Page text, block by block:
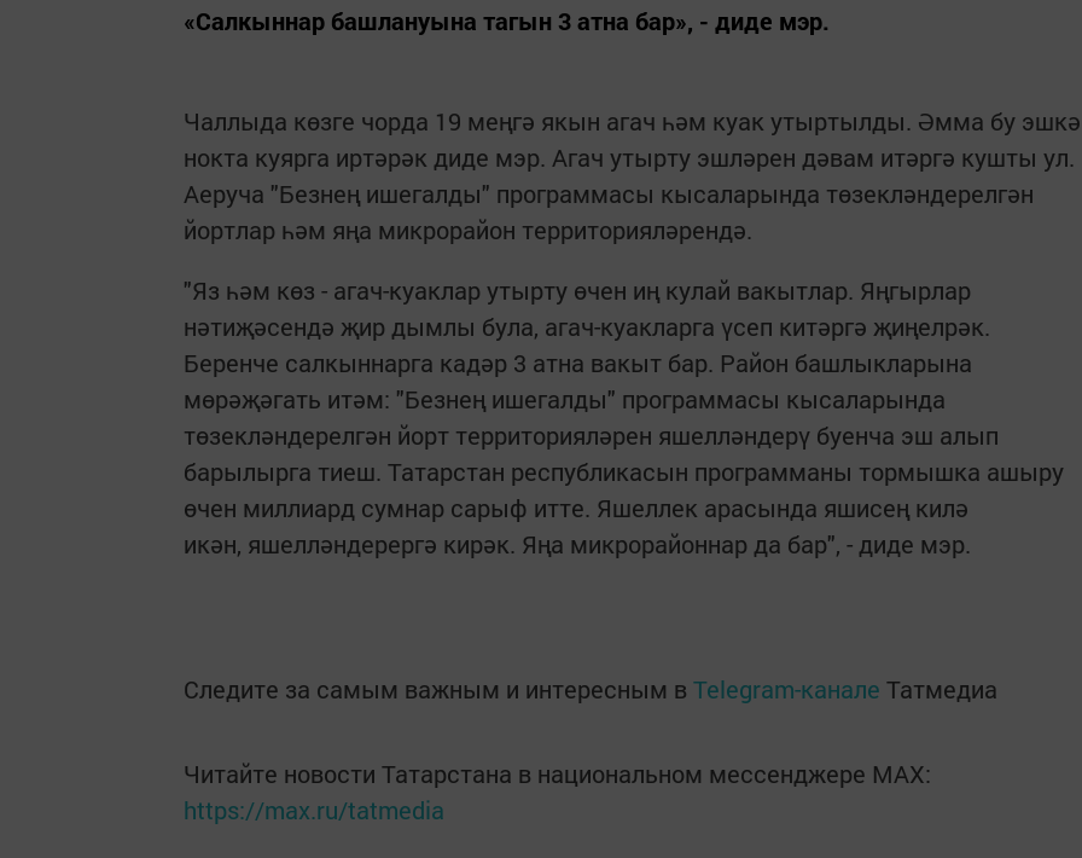
«Салкыннар башлануына тагын 3 атна бар», - диде мэр.
Чаллыда көзге чорда 19 меңгә якын агач һәм куак утыртылды. Әмма бу эшкә
нокта куярга иртәрәк диде мэр. Агач утырту эшләрен дәвам итәргә кушты ул.
Аеруча "Безнең ишегалды" программасы кысаларында төзекләндерелгән
йортлар һәм яңа микрорайон территорияләрендә.
"Яз һәм көз - агач-куаклар утырту өчен иң кулай вакытлар. Яңгырлар
нәтиҗәсендә җир дымлы була, агач-куакларга үсеп китәргә җиңелрәк.
Беренче салкыннарга кадәр 3 атна вакыт бар. Район башлыкларына
мөрәҗәгать итәм: "Безнең ишегалды" программасы кысаларында
төзекләндерелгән йорт территорияләрен яшелләндерү буенча эш алып
барылырга тиеш. Татарстан республикасын программаны тормышка ашыру
өчен миллиард сумнар сарыф итте. Яшеллек арасында яшисең килә
икән, яшелләндерергә кирәк. Яңа микрорайоннар да бар", - диде мэр.
Следите за самым важным и интересным в Telegram-канале Татмедиа
Читайте новости Татарстана в национальном мессенджере MАХ:
https://max.ru/tatmedia